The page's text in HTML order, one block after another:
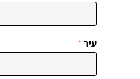
עיר*